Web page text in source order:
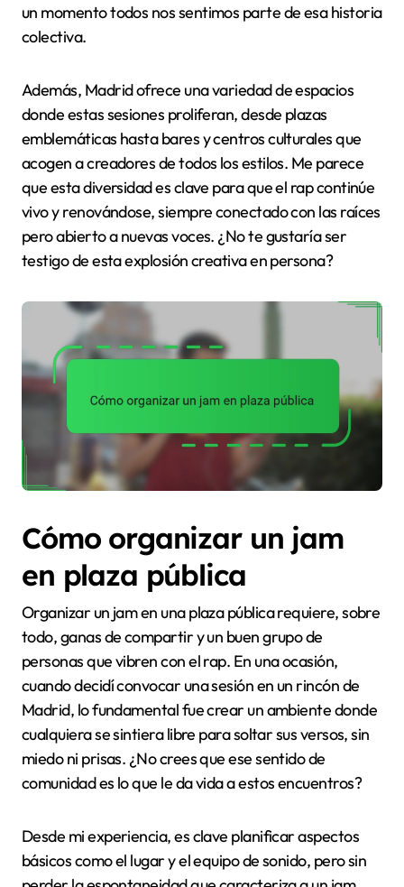
un momento todos nos sentimos parte de esa historia
colectiva.
Además, Madrid ofrece una variedad de espacios
donde estas sesiones proliferan, desde plazas
emblemáticas hasta bares y centros culturales que
acogen a creadores de todos los estilos. Me parece
que esta diversidad es clave para que el rap continúe
vivo y renovándose, siempre conectado con las raíces
pero abierto a nuevas voces. ¿No te gustaría ser
testigo de esta explosión creativa en persona?
Cómo organizar un jam
en plaza pública
Organizar un jam en una plaza pública requiere, sobre
todo, ganas de compartir y un buen grupo de
personas que vibren con el rap. En una ocasión,
cuando decidí convocar una sesión en un rincón de
Madrid, lo fundamental fue crear un ambiente donde
cualquiera se sintiera libre para soltar sus versos, sin
miedo ni prisas. ¿No crees que ese sentido de
comunidad es lo que le da vida a estos encuentros?
Desde mi experiencia, es clave planificar aspectos
básicos como el lugar y el equipo de sonido, pero sin